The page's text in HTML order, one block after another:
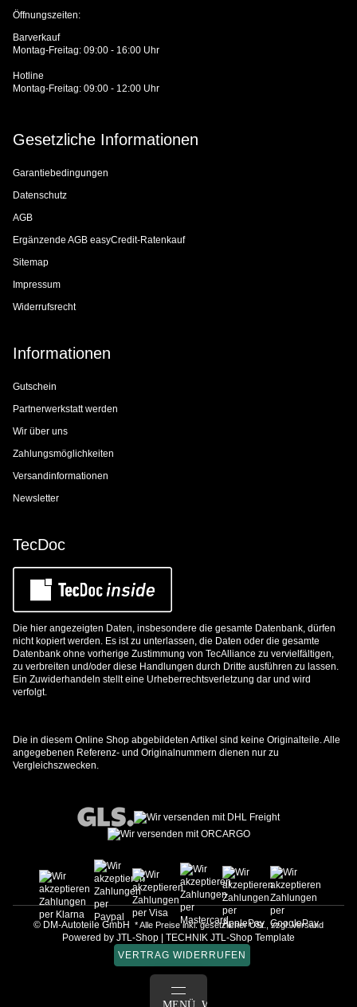
Öffnungszeiten:
Barverkauf
Montag-Freitag: 09:00 - 16:00 Uhr
Hotline
Montag-Freitag: 09:00 - 12:00 Uhr
Gesetzliche Informationen
Garantiebedingungen
Datenschutz
AGB
Ergänzende AGB easyCredit-Ratenkauf
Sitemap
Impressum
Widerrufsrecht
Informationen
Gutschein
Partnerwerkstatt werden
Wir über uns
Zahlungsmöglichkeiten
Versandinformationen
Newsletter
TecDoc
Die hier angezeigten Daten, insbesondere die gesamte Datenbank, dürfen
nicht kopiert werden. Es ist zu unterlassen, die Daten oder die gesamte
Datenbank ohne vorherige Zustimmung von TecAlliance zu vervielfältigen,
zu verbreiten und/oder diese Handlungen durch Dritte ausführen zu lassen.
Ein Zuwiderhandeln stellt eine Urheberrechtsverletzung dar und wird
verfolgt.
Die in diesem Online Shop abgebildeten Artikel sind keine Originalteile. Alle
angegebenen Referenz- und Originalnummern dienen nur zu
Vergleichszwecken.
© DM-Autoteile GmbH * Alle Preise inkl. gesetzlicher USt., zzgl.Versand
Powered by JTL-Shop
TECHNIK JTL-Shop Template
VERTRAG WIDERRUFEN